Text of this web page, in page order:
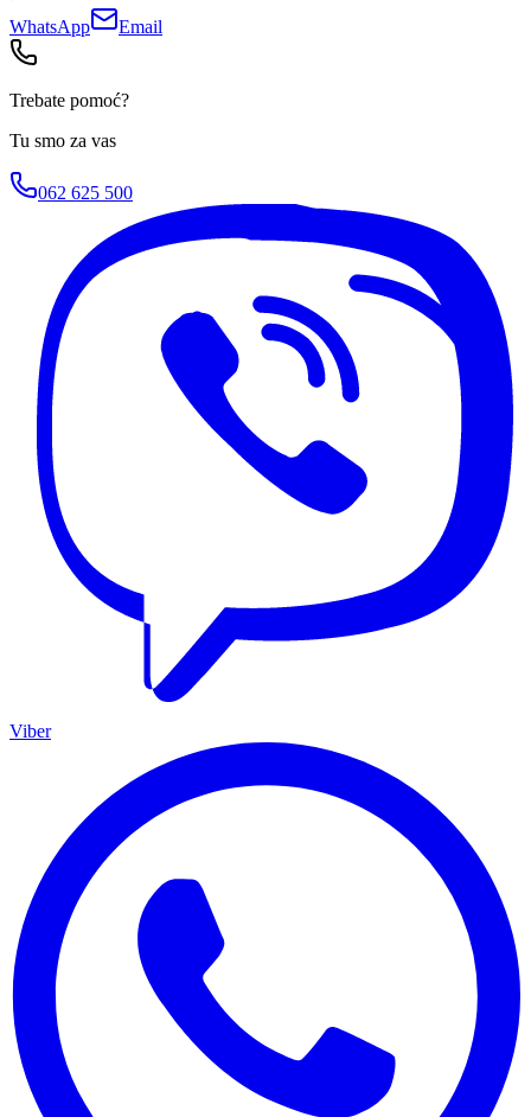
WhatsApp Email
Trebate pomoć?
Tu smo za vas
062 625 500
Viber